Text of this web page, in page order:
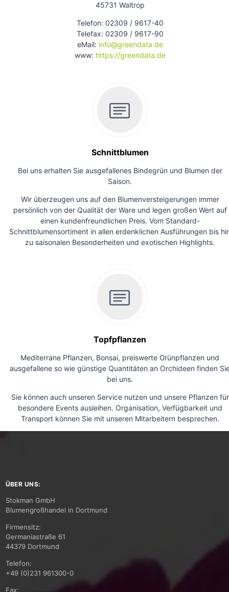
45731 Waltrop
Telefon: 02309 / 9617-40
Telefax: 02309 / 9617-90
eMail: info@greendata.de
www: https://greendata.de
Schnittblumen
Bei uns erhalten Sie ausgefallenes Bindegrün und Blumen der
Saison.
Wir überzeugen uns auf den Blumenversteigerungen immer
persönlich von der Qualität der Ware und legen großen Wert auf
einen kundenfreundlichen Preis. Vom Standard-
Schnittblumensortiment in allen erdenklichen Ausführungen bis
zu saisonalen Besonderheiten und exotischen Highlights.
Topfpflanzen
Mediterrane Pflanzen, Bonsai, preiswerte Grünpflanzen und
ausgefallene so wie günstige Quantitäten an Orchideen finden
bei uns.
Sie können auch unseren Service nutzen und unsere Pflanzen für
besondere Events ausleihen. Organisation, Verfügbarkeit und
Transport können Sie mit unseren Mitarbeitern besprechen.
ÜBER UNS:
Stokman GmbH
Blumengroßhandel in Dortmund
Firmensitz:
Germaniastraße 61
44379 Dortmund
Telefon:
+49 (0)231 961300-0
Fax: